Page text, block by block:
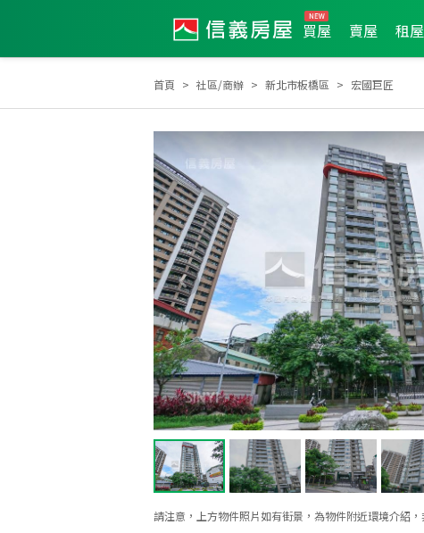
買屋 賣屋 租屋
首頁 社區/商辦 新北市板橋區 宏國巨匠
請注意，上方物件照片如有街景，為物件附近環境介紹，
信義君子 菁英會 2013年度服務品質獎 2018年